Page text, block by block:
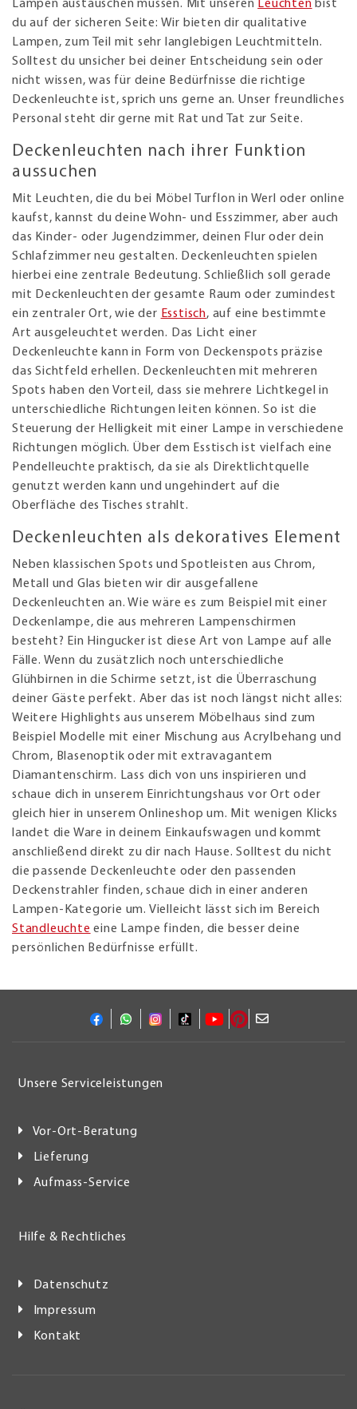
Lampen austauschen müssen. Mit unseren Leuchten bist
du auf der sicheren Seite: Wir bieten dir qualitative
Lampen, zum Teil mit sehr langlebigen Leuchtmitteln.
Solltest du unsicher bei deiner Entscheidung sein oder
nicht wissen, was für deine Bedürfnisse die richtige
Deckenleuchte ist, sprich uns gerne an. Unser freundliches
Personal steht dir gerne mit Rat und Tat zur Seite.
Deckenleuchten nach ihrer Funktion
aussuchen
Mit Leuchten, die du bei Möbel Turflon in Werl oder online
kaufst, kannst du deine Wohn- und Esszimmer, aber auch
das Kinder- oder Jugendzimmer, deinen Flur oder dein
Schlafzimmer neu gestalten. Deckenleuchten spielen
hierbei eine zentrale Bedeutung. Schließlich soll gerade
mit Deckenleuchten der gesamte Raum oder zumindest
ein zentraler Ort, wie der Esstisch, auf eine bestimmte
Art ausgeleuchtet werden. Das Licht einer
Deckenleuchte kann in Form von Deckenspots präzise
das Sichtfeld erhellen. Deckenleuchten mit mehreren
Spots haben den Vorteil, dass sie mehrere Lichtkegel in
unterschiedliche Richtungen leiten können. So ist die
Steuerung der Helligkeit mit einer Lampe in verschiedene
Richtungen möglich. Über dem Esstisch ist vielfach eine
Pendelleuchte praktisch, da sie als Direktlichtquelle
genutzt werden kann und ungehindert auf die
Oberfläche des Tisches strahlt.
Deckenleuchten als dekoratives Element
Neben klassischen Spots und Spotleisten aus Chrom,
Metall und Glas bieten wir dir ausgefallene
Deckenleuchten an. Wie wäre es zum Beispiel mit einer
Deckenlampe, die aus mehreren Lampenschirmen
besteht? Ein Hingucker ist diese Art von Lampe auf alle
Fälle. Wenn du zusätzlich noch unterschiedliche
Glühbirnen in die Schirme setzt, ist die Überraschung
deiner Gäste perfekt. Aber das ist noch längst nicht alles:
Weitere Highlights aus unserem Möbelhaus sind zum
Beispiel Modelle mit einer Mischung aus Acrylbehang und
Chrom, Blasenoptik oder mit extravagantem
Diamantenschirm. Lass dich von uns inspirieren und
schaue dich in unserem Einrichtungshaus vor Ort oder
gleich hier in unserem Onlineshop um. Mit wenigen Klicks
landet die Ware in deinem Einkaufswagen und kommt
anschließend direkt zu dir nach Hause. Solltest du nicht
die passende Deckenleuchte oder den passenden
Deckenstrahler finden, schaue dich in einer anderen
Lampen-Kategorie um. Vielleicht lässt sich im Bereich
Standleuchte eine Lampe finden, die besser deine
persönlichen Bedürfnisse erfüllt.
Unsere Serviceleistungen
Vor-Ort-Beratung
Lieferung
Aufmass-Service
Hilfe & Rechtliches
Datenschutz
Impressum
Kontakt